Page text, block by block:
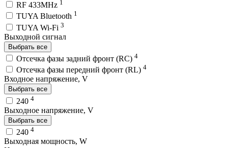
RF 433MHz 1
TUYA Bluetooth 1
TUYA Wi-Fi 3
Выходной сигнал
Выбрать все
Отсечка фазы задний фронт (RC) 4
Отсечка фазы передний фронт (RL) 4
Входное напряжение, V
Выбрать все
240 4
Выходное напряжение, V
Выбрать все
240 4
Выходная мощность, W